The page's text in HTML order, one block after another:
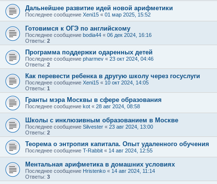
Дальнейшее развитие идей новой арифметики
Последнее сообщение Xeni15 « 01 мар 2025, 15:52
Готовимся к ОГЭ по английскому
Последнее сообщение bodia44 « 06 дек 2024, 16:16
Ответы: 2
Программа поддержки одаренных детей
Последнее сообщение pharmev « 23 окт 2024, 04:46
Ответы: 2
Как перевести ребенка в другую школу через госуслуги
Последнее сообщение Xeni15 « 10 окт 2024, 14:05
Ответы: 1
Гранты мэра Москвы в сфере образования
Последнее сообщение kot « 28 авг 2024, 08:58
Школы с инклюзивным образованием в Москве
Последнее сообщение Silvester « 23 авг 2024, 13:00
Ответы: 2
Теорема о энтропия капитала. Опыт удаленного обучения
Последнее сообщение T-Rabbit « 14 авг 2024, 12:55
Ментальная арифметика в домашних условиях
Последнее сообщение Hristenko « 14 авг 2024, 11:14
Ответы: 3